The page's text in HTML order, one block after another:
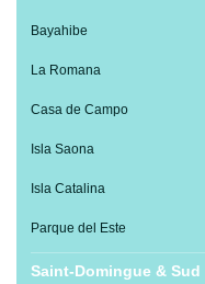
Bayahibe
La Romana
Casa de Campo
Isla Saona
Isla Catalina
Parque del Este
Saint-Domingue & Sud